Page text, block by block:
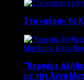
Στο «αέρα» το
“Kερνάμε
με την Άννα